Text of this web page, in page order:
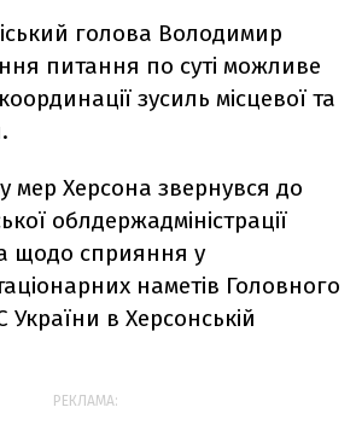
голова Володимир
питання по суті можливе
зусиль місцевої та
мер Херсона звернувся до
облдержадміністрації
щодо сприяння у
наметів Головного
в Херсонській
РЕКЛАМА: